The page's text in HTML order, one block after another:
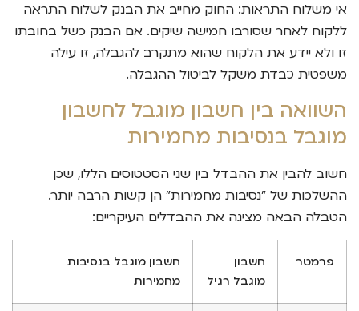
אי משלוח התראות: החוק מחייב את הבנק לשלוח התראה
ללקוח לאחר שסורבו חמישה שיקים. אם הבנק כשל בחובתו
זו ולא יידע את הלקוח שהוא מתקרב להגבלה, זו עילה
משפטית כבדת משקל לביטול ההגבלה.
השוואה בין חשבון מוגבל לחשבון
מוגבל בנסיבות מחמירות
חשוב להבין את ההבדל בין שני הסטטוסים הללו, שכן
ההשלכות של "נסיבות מחמירות" הן קשות הרבה יותר.
הטבלה הבאה מציגה את ההבדלים העיקריים:
פרמטר
חשבון
מוגבל רגיל
חשבון מוגבל בנסיבות
מחמירות